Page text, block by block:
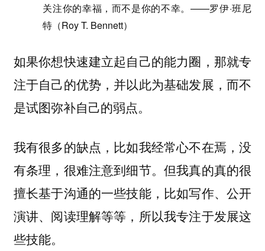
关注你的幸福，而不是你的不幸。——罗伊·班尼
特（Roy T. Bennett）
如果你想快速建立起自己的能力圈，那就专
注于自己的优势，并以此为基础发展，而不
是试图弥补自己的弱点。
我有很多的缺点，比如我经常心不在焉，没
有条理，很难注意到细节。但我真的真的很
擅长基于沟通的一些技能，比如写作、公开
演讲、阅读理解等等，所以我专注于发展这
些技能。